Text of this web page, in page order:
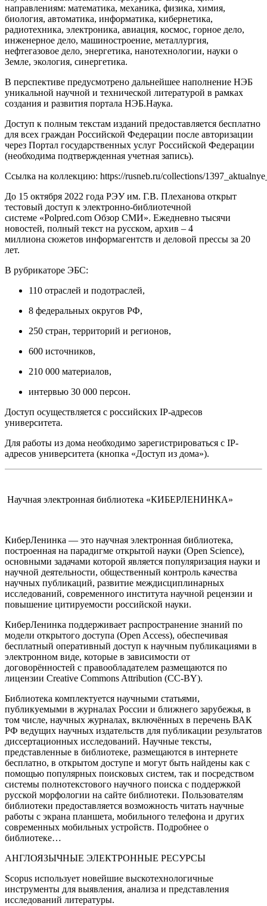
направлениям: математика, механика, физика, химия,
биология, автоматика, информатика, кибернетика,
радиотехника, электроника, авиация, космос, горное дело,
инженерное дело, машиностроение, металлургия,
нефтегазовое дело, энергетика, нанотехнологии, науки о
Земле, экология, синергетика.
В перспективе предусмотрено дальнейшее наполнение НЭБ
уникальной научной и технической литературой в рамках
создания и развития портала НЭБ.Наука.
Доступ к полным текстам изданий предоставляется бесплатно
для всех граждан Российской Федерации после авторизации
через Портал государственных услуг Российской Федерации
(необходима подтвержденная учетная запись).
Ссылка на коллекцию: https://rusneb.ru/collections/
До 15 октября 2022 года РЭУ им. Г.В. Плеханова открыт
тестовый доступ к электронно-библиотечной
системе «Polpred.com Обзор СМИ». Ежедневно тысячи
новостей, полный текст на русском, архив – 4
миллиона сюжетов информагентств и деловой прессы за 20
лет.
В рубрикаторе ЭБС:
110 отраслей и подотраслей,
8 федеральных округов РФ,
250 стран, территорий и регионов,
600 источников,
210 000 материалов,
интервью 30 000 персон.
Доступ осуществляется с российских IP-адресов
университета.
Для работы из дома необходимо зарегистрироваться c IP-
адресов университета (кнопка «Доступ из дома»).
Научная электронная библиотека «КИБЕРЛЕНИНКА»
КиберЛенинка — это научная электронная библиотека,
построенная на парадигме открытой науки (Open Science),
основными задачами которой является популяризация науки и
научной деятельности, общественный контроль качества
научных публикаций, развитие междисциплинарных
исследований, современного института научной рецензии и
повышение цитируемости российской науки.
КиберЛенинка поддерживает распространение знаний по
модели открытого доступа (Open Access), обеспечивая
бесплатный оперативный доступ к научным публикациями в
электронном виде, которые в зависимости от
договорённостей с правообладателем размещаются по
лицензии Creative Commons Attribution (CC-BY).
Библиотека комплектуется научными статьями,
публикуемыми в журналах России и ближнего зарубежья, в
том числе, научных журналах, включённых в перечень ВАК
РФ ведущих научных издательств для публикации результатов
диссертационных исследований. Научные тексты,
представленные в библиотеке, размещаются в интернете
бесплатно, в открытом доступе и могут быть найдены как с
помощью популярных поисковых систем, так и посредством
системы полнотекстового научного поиска с поддержкой
русской морфологии на сайте библиотеки. Пользователям
библиотеки предоставляется возможность читать научные
работы с экрана планшета, мобильного телефона и других
современных мобильных устройств. Подробнее о
библиотеке…
АНГЛОЯЗЫЧНЫЕ ЭЛЕКТРОННЫЕ РЕСУРСЫ
Scopus использует новейшие выскотехнологичные
инструменты для выявления, анализа и представления
исследований литературы.